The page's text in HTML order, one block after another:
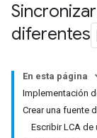
diferentes
En esta página
Implementación
Crear una fuente
Escribir LCA de